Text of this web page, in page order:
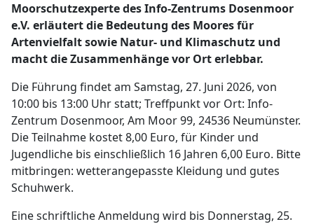
Moorschutzexperte des Info-Zentrums Dosenmoor
e.V. erläutert die Bedeutung des Moores für
Artenvielfalt sowie Natur- und Klimaschutz und
macht die Zusammenhänge vor Ort erlebbar.
Die Führung findet am Samstag, 27. Juni 2026, von
10:00 bis 13:00 Uhr statt; Treffpunkt vor Ort: Info-
Zentrum Dosenmoor, Am Moor 99, 24536 Neumünster.
Die Teilnahme kostet 8,00 Euro, für Kinder und
Jugendliche bis einschließlich 16 Jahren 6,00 Euro. Bitte
mitbringen: wetterangepasste Kleidung und gutes
Schuhwerk.
Eine schriftliche Anmeldung wird bis Donnerstag, 25.